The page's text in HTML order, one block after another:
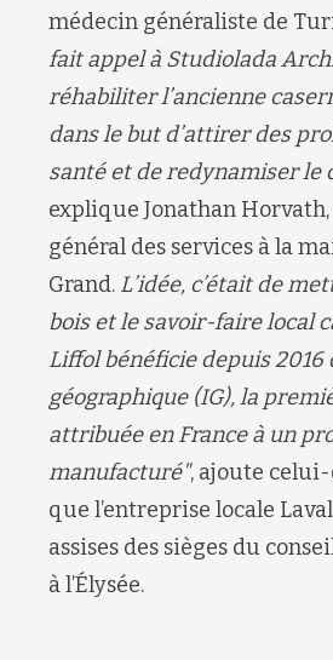
médecin généraliste de
fait appel à Studiolada
réhabiliter l’ancienne
dans le but d’attirer des
santé et de redynamiser le
explique Jonathan
général des services à la
Grand. L’idée, c’était de
bois et le savoir-faire local
Liffol bénéficie depuis 2016
géographique (IG), la
attribuée en France à un
manufacturé", ajoute
que l’entreprise locale Laval
assises des sièges du
à l’Élysée.